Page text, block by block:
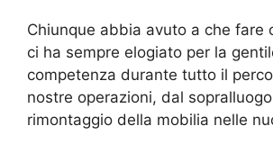
Chiunque abbia avuto a che fare
ci ha sempre elogiato per la
competenza durante tutto il
nostre operazioni, dal
rimontaggio della mobilia nelle